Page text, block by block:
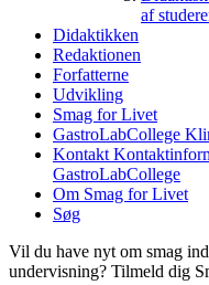
af
Didaktikken
Redaktionen
Forfatterne
Udvikling
Smag for Livet
GastroLabCollege
Kontakt
GastroLabCollege
Om Smag for Livet
Søg
Vil du have nyt om smag
undervisning? Tilmeld dig